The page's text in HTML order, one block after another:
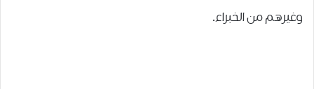
ﻭﻏﻴﺮﻫﻢ ﻣﻦ ﺍﻟﺨﺒﺮﺍﺀ.